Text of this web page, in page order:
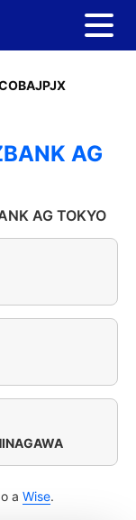
AG
AG TOKYO
a Wise.